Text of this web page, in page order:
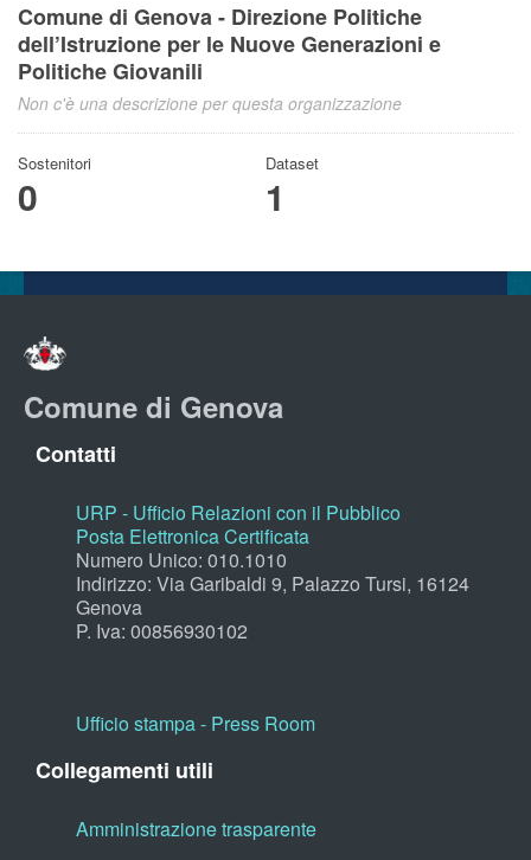
Comune di Genova - Direzione Politiche
dell’Istruzione per le Nuove Generazioni e
Politiche Giovanili
Non c'è una descrizione per questa organizzazione
Sostenitori
0
Dataset
1
Comune di Genova
Contatti
URP - Ufficio Relazioni con il Pubblico
Posta Elettronica Certificata
Numero Unico: 010.1010
Indirizzo: Via Garibaldi 9, Palazzo Tursi, 16124
Genova
P. Iva: 00856930102
Ufficio stampa - Press Room
Collegamenti utili
Amministrazione trasparente